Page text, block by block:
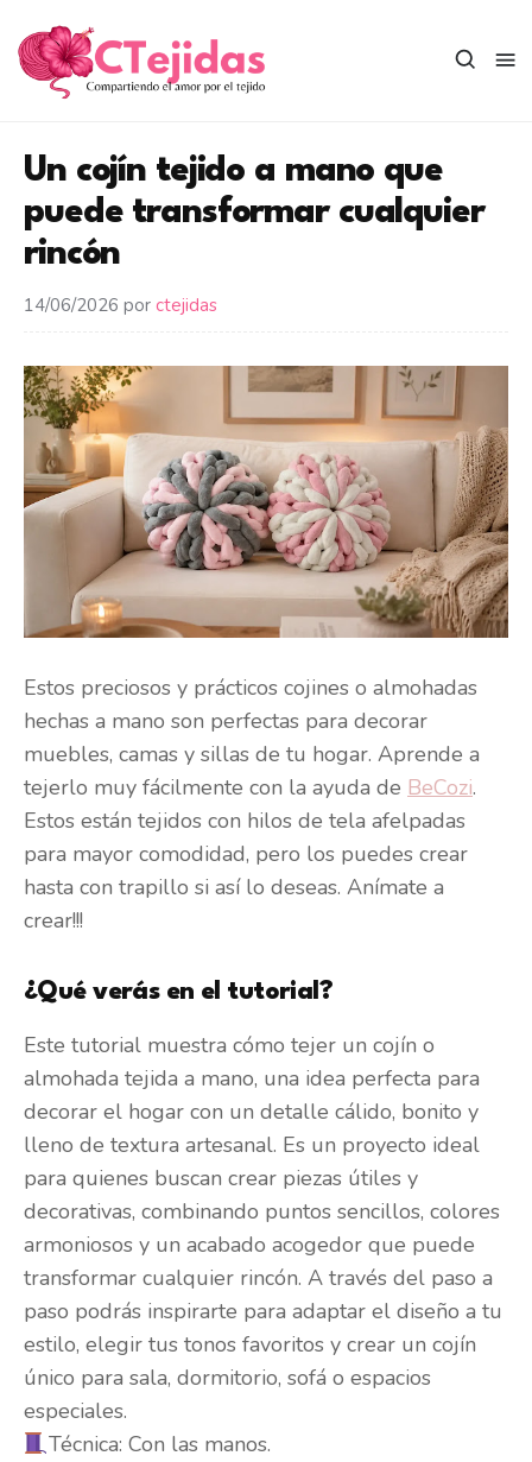
contenido
Un cojín tejido a mano que
puede transformar cualquier
rincón
14/06/2026 por ctejidas
Estos preciosos y prácticos cojines o almohadas
hechas a mano son perfectas para decorar
muebles, camas y sillas de tu hogar. Aprende a
tejerlo muy fácilmente con la ayuda de BeCozi.
Estos están tejidos con hilos de tela afelpadas
para mayor comodidad, pero los puedes crear
hasta con trapillo si así lo deseas. Anímate a
crear!!!
¿Qué verás en el tutorial?
Este tutorial muestra cómo tejer un cojín o
almohada tejida a mano, una idea perfecta para
decorar el hogar con un detalle cálido, bonito y
lleno de textura artesanal. Es un proyecto ideal
para quienes buscan crear piezas útiles y
decorativas, combinando puntos sencillos, colores
armoniosos y un acabado acogedor que puede
transformar cualquier rincón. A través del paso a
paso podrás inspirarte para adaptar el diseño a tu
estilo, elegir tus tonos favoritos y crear un cojín
único para sala, dormitorio, sofá o espacios
especiales.
Técnica: Con las manos.